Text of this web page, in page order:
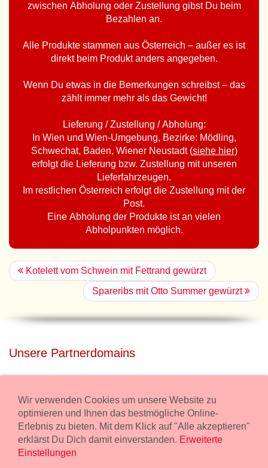
zwischen Abholung oder Zustellung gibst Du beim
Bezahlen an.
Alle Produkte stammen aus Österreich – außer es ist
direkt beim Produkt anders angegeben.
Wenn Du etwas in die Bemerkungen schreibst – das
zählt immer mehr als das Gewicht!
Lieferung / Zustellung / Abholung:
In Wien und Wien-Umgebung, Bezirke: Mödling,
Schwechat, Baden, Wiener Neustadt (siehe hier)
erfolgt die Lieferung bzw. Zustellung mit unseren
Lieferfahrzeugen.
Im restlichen Österreich erfolgt die Zustellung mit der
Post.
Eine Abholung der Produkte ist an vielen
Abholpunkten möglich.
Kotelett vom Schwein mit Fettrand gewürzt
Spareribs mit Otto Summer gewürzt
Unsere Partnerdomains
Miete unser Haus bei Wiener Neustadt für Deine Party mit
Übernachtung.
freilaender.at
Wir verwenden Cookies um unsere Website zu
optimieren und Ihnen das bestmögliche Online-
Erlebnis zu bieten. Mit dem Klick auf "Alle akzeptieren"
erklärst Du Dich damit einverstanden. Erweiterte
Einstellungen